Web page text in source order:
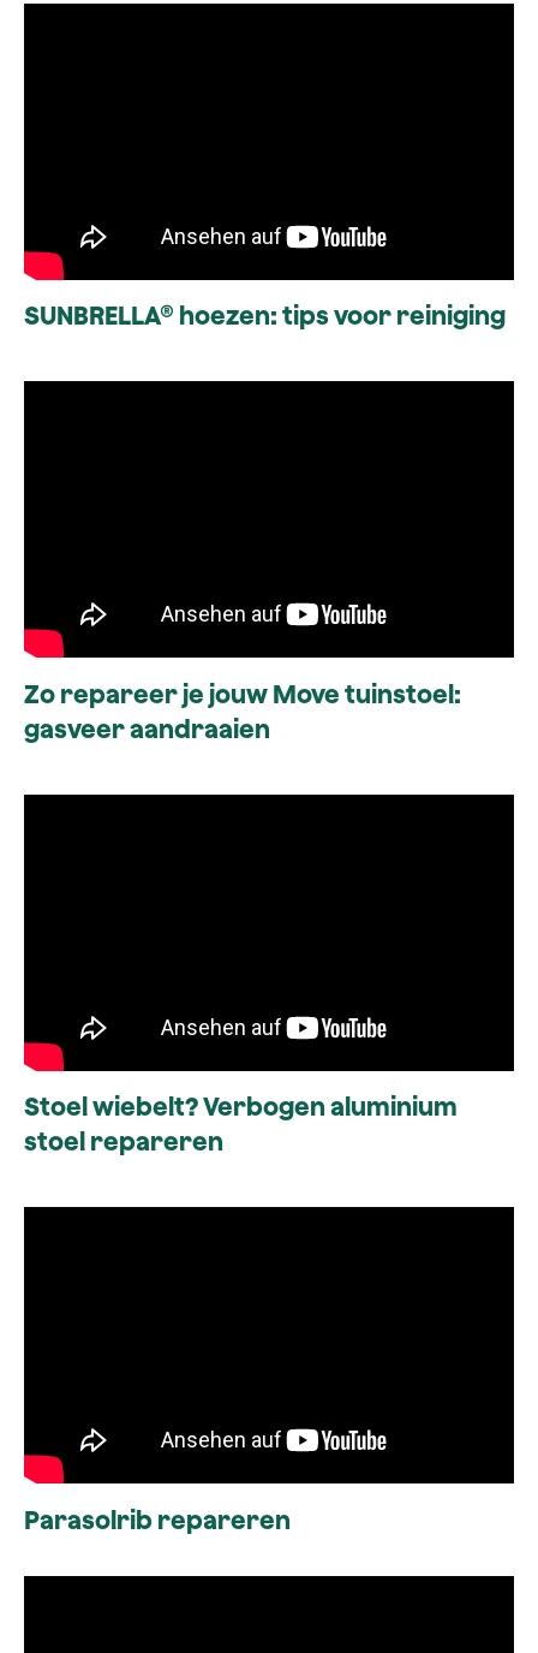
SUNBRELLA® hoezen: tips voor reiniging
Zo repareer je jouw Move tuinstoel:
gasveer aandraaien
Stoel wiebelt? Verbogen aluminium
stoel repareren
Parasolrib repareren